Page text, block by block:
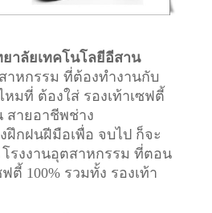
าลัยเทคโนโลยีอีสาน
าหกรรม ที่ต้องทำงานกับ
หมที่ ต้องใส่ รองเท้าเซฟตี้
สายอาชีพช่าง
ฝึกฝนฝีมือเพื่อ จบไป ก็จะ
รงงานอุตสาหกรรม ที่ตอน
ตี้ 100% รวมทั้ง รองเท้า